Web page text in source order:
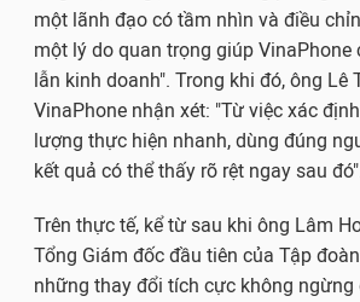
một lãnh đạo có tầm nhìn và điều
một lý do quan trọng giúp
lẫn kinh doanh". Trong khi đó, ông
VinaPhone nhận xét: "Từ việc xác
lượng thực hiện nhanh, dùng đúng
kết quả có thể thấy rõ rệt ngay sau
Trên thực tế, kể từ sau khi ông Lâm
Tổng Giám đốc đầu tiên của Tập
những thay đổi tích cực không